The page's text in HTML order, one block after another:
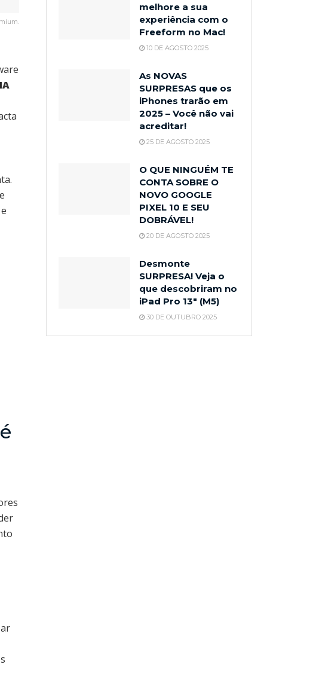
melhore a sua
experiência com o
Freeform no Mac!
10 DE AGOSTO 2025
As NOVAS
SURPRESAS que os
iPhones trarão em
2025 – Você não vai
acreditar!
25 DE AGOSTO 2025
O QUE NINGUÉM TE
CONTA SOBRE O
NOVO GOOGLE
PIXEL 10 E SEU
DOBRÁVEL!
20 DE AGOSTO 2025
Desmonte
SURPRESA! Veja o
que descobriram no
iPad Pro 13″ (M5)
30 DE OUTUBRO 2025